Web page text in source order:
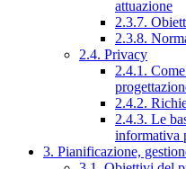
attuazione
2.3.7.
2.3.8.
2.4. Privacy
2.4.1.
2.4.2.
2.4.3. Le
informativa
3. Pianificazione,